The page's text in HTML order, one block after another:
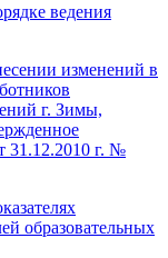
ведения
изменений в
г. Зимы,
31.12.2010 г. №
образовательных